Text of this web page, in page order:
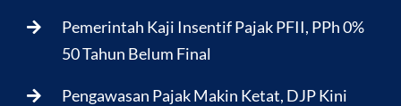
Pemerintah Kaji Insentif Pajak PFII, PPh 0%
50 Tahun Belum Final
Pengawasan Pajak Makin Ketat, DJP Kini